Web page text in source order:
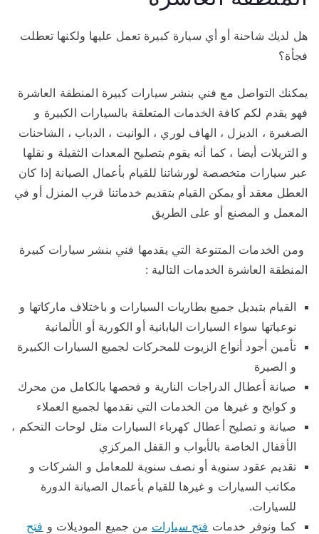
هل لديك شاحنة أو أي سيارة كبيرة تعمل عليها ولكنها تعطلت
فجأة؟
يمكنك التواصل مع فني بنشر سيارات كبيرة المنطقة العاشرة
فهو يقدم لكم كافة الخدمات المتعلقة بالسيارات الكبيرة و
الصغبرة ، الديزل ، الهاف لوري ، الوانيت ، الدباب ، الشاحنات
و التريلات أيضا ، كما أنه يقوم بتصليح المعدات الثقيلة و نقلها
عبر سيارات متخصصة لورشاتنا للقيام بأعمال الصيانة إذا كان
العطل معقد أو يمكن القيام بتقديم خدماتنا قرب المنزل أو في
المعمل و المصنع أو على الطريق
ومن الخدمات المتنوعة التي يقدمها فني بنشر سيارات كبيرة
المنطقة العاشرة الخدمات التالية :
القيام بتبديل جميع بطاريات السيارات و باختلاف ماركاتها و
نوعياتها سواء السيارات اليابانية أو الكورية أو الألمانية
تأمين أجود أنواع الزيوت للمحركات لجميع السيارات الكبيرة
و الصيرة
صيانة أعطال الدراجات النارية و فحصها بالكامل من محرك
و كوابح و غيرها من الخدمات التي نقدمها لجميع العملاء
صيانة و تصليح أعطال كهرباء السيارات مثل لوحات التحكم ،
الأقفال الخاصة بالأبواب و القفل المركزي
تقديم عقود سنوية أو نصف سنوية للمعامل و الشركات و
مكاتب السيارات و غيرها للقيام بأعمال الصيانة الدورة
للسيارات.
كما ونوفر خدمات فتح سيارات من جميع الموديلات و فتح